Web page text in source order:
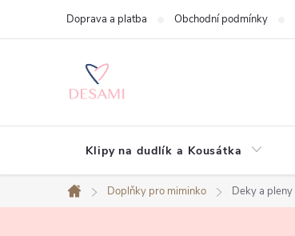
Doprava a platba Obchodní podmínky
Klipy na dudlík a Kousátka
Domů
Doplňky pro miminko Deky a pleny